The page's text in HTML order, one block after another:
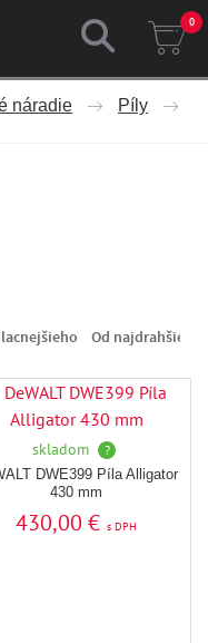
0
náradie Píly
Od najdrahšieho
skladom
?
DWE399 Píla Alligator
430 mm
430,00 € s DPH